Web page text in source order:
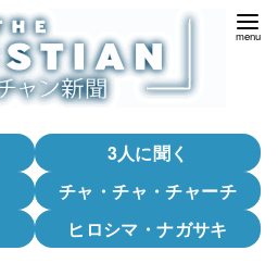
3人に聞く
チャ・チャ・チャーチ
ヒロシマ・ナガサキ